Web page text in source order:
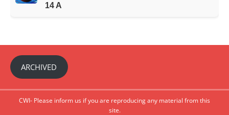
14 A
ARCHIVED
CWI- Please inform us if you are reproducing any material from this
site.